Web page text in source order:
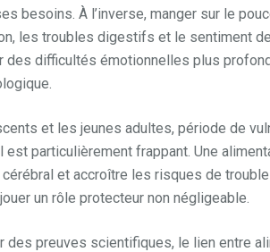
besoins. À l’inverse, manger sur le
les troubles digestifs et le sentiment
des difficultés émotionnelles plus
et les jeunes adultes, période de
est particulièrement frappant. Une
et accroître les risques de
un rôle protecteur non négligeable.
des preuves scientifiques, le lien entre